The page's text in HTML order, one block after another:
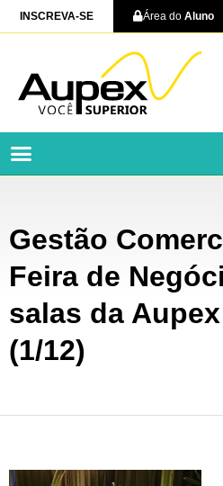
INSCREVA-SE Área do Aluno
Gestão
Feira de
salas da
(1/12)